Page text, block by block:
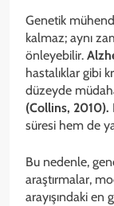
Genetik
kalmaz; aynı
önleyebilir.
hastalıklar gibi
düzeyde
(Collins, 2010).
süresi hem de
Bu nedenle,
araştırmalar,
arayışındaki en